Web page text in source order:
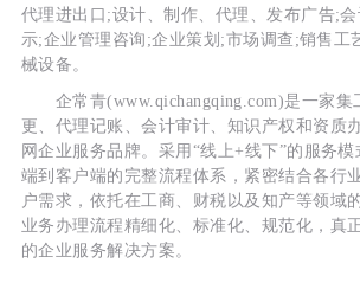
代理进出口;设计、制作、代理、发布广告;
示;企业管理咨询;企业策划;市场调查;销售工
械设备。
企常青(www.qichangqing.com)是一家集
更、代理记账、会计审计、知识产权和资质
网企业服务品牌。采用“线上+线下”的服务
端到客户端的完整流程体系，紧密结合各行
户需求，依托在工商、财税以及知产等领域
业务办理流程精细化、标准化、规范化，真
的企业服务解决方案。